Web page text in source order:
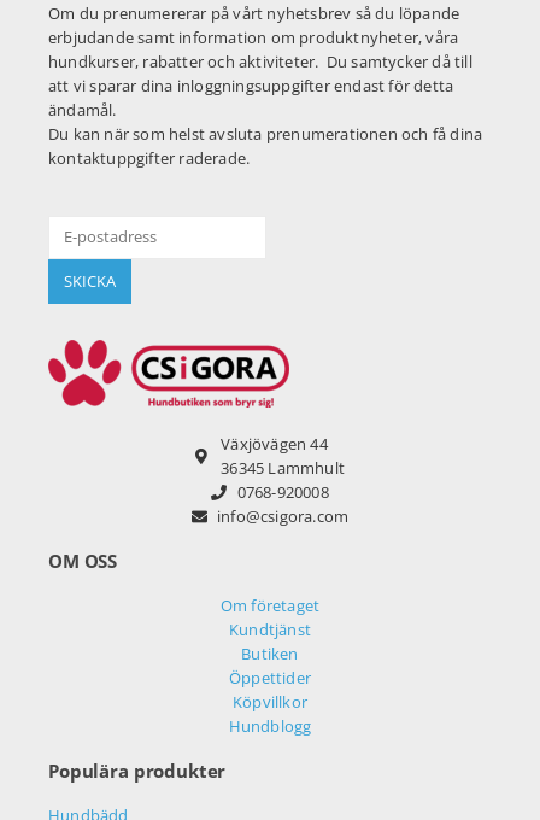
Om du prenumererar på vårt nyhetsbrev så du löpande
erbjudande samt information om produktnyheter, våra
hundkurser, rabatter och aktiviteter. Du samtycker då till
att vi sparar dina inloggningsuppgifter endast för detta
ändamål.
Du kan när som helst avsluta prenumerationen och få dina
kontaktuppgifter raderade.
Växjövägen 44
36345 Lammhult
0768-920008
info@csigora.com
OM OSS
Om företaget
Kundtjänst
Butiken
Öppettider
Köpvillkor
Hundblogg
Populära produkter